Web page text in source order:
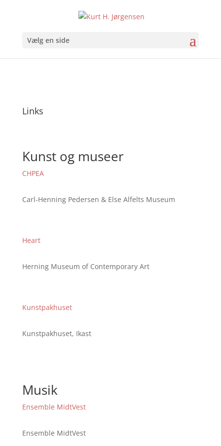
Vælg en side
Links
Kunst og museer
CHPEA
Carl-Henning Pedersen & Else Alfelts Museum
Heart
Herning Museum of Contemporary Art
Kunstpakhuset
Kunstpakhuset, Ikast
Musik
Ensemble MidtVest
Ensemble MidtVest